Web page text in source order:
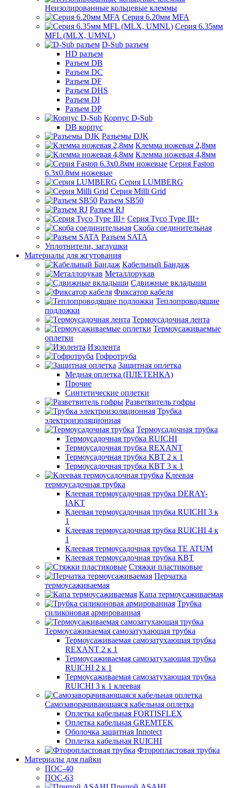
Неизолированные кольцевые клеммы
Серия 6.20мм MFA
Серия 6.35мм
MFL (MLX, UMNL)
D-Sub разъем
HD разъем
Разъем DB
Разъем DC
Разъем DF
Разъем DHS
Разъем DI
Разъем DP
Корпус D-Sub
DB корпус
Разъемы DJK
Клемма ножевая 2,8мм
Клемма ножевая 4,8мм
Серия Faston
6.3х0.8мм ножевые
Серия LUMBERG
Серия Milli Grid
Разъем SB50
Разъем RJ
Серия Tyco Type III+
Скоба соединительная
Разъем SATA
Уплотнители, заглушки
Материалы для жгутования
Кабельный Бандаж
Металлорукав
Сдвижные вкладыши
Фиксатор кабеля
Теплопроводящие
подложки
Термоусадочная лента
Термоусаживаемые
оплетки
Изолента
Гофротруба
Защитная оплетка
Медная оплетка (ПЛЕТЕНКА)
Прочие
Синтетические оплетки
Разветвитель гофры
Трубка
электроизоляционная
Термоусадочная трубка
Термоусадочная трубка RUICHI
Термоусадочная трубка REXANT
Термоусадочная трубка КВТ 2 к 1
Термоусадочная трубка КВТ 3 к 1
Клеевая
термоусадочная трубка
Клеевая термоусадочная трубка DERAY-
IAKT
Клеевая термоусадочная трубка RUICHI 3 к
1
Клеевая термоусадочная трубка RUICHI 4 к
1
Клеевая термоусадочная трубка TE ATUM
Клеевая термоусадочная трубка КВТ
Стяжки пластиковые
Перчатка
термоусаживаемая
Капа термоусаживаемая
Трубка
силиконовая армированная
Термоусаживаемая самозатухающая трубка
Термоусаживаемая самозатухающая трубка
REXANT 2 к 1
Термоусаживаемая самозатухающая трубка
RUICHI 2 к 1
Термоусаживаемая самозатухающая трубка
RUICHI 3 к 1 клеевая
Самозаворачивающаяся кабельная оплетка
Оплетка кабельная FORTISFLEX
Оплетка кабельная GREMTEK
Оболочка защитная Innotect
Оплетка кабельная RUICHI
Фторопластовая трубка
Материалы для пайки
ПОС-40
ПОС-63